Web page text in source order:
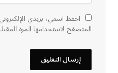
احفظ اسمي، بريدي
المتصفح لاستخدامها المرة